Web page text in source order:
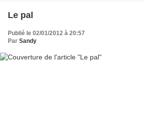
Le pal
Publié le 02/01/2012 à 20:57
Par Sandy